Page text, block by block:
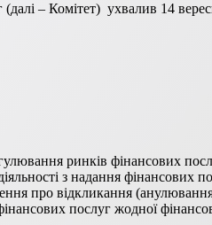
– Комітет) ухвалив 14
ринків фінансових
з надання фінансових
про відкликання (анулювання)
послуг жодної